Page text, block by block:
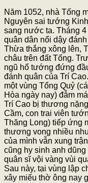
Năm 1052, nhà Tống
Nguyên sai tướng
sang nước ta. Tháng
quân dân nổi dậy
Thừa thắng xông lên,
châu trên đất Tống.
ngũ hổ tướng đứng
đánh quân của Trí
một vùng Tổng Quỷ
Hòa ngày nay) đẫm
Trí Cao bị thương
Cầm, con trai viên
Thăng Long) tiếp ứng
thương vong nhiều
của mình vẫn xung
cũng hy sinh anh
quân sĩ vội vàng vùi
Sau này, tại vùng lập
xây miếu thờ ông nay